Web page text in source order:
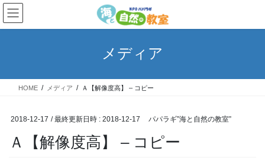
コ
ン
テ
ス
ナ
ビ
ゲ
ン
メディア
HOME メディア Ａ【解像度高】 – コピー
2018-12-17 / 最終更新日時 : 2018-12-17 パパラギ”海と自然の教室”
Ａ【解像度高】 – コピー